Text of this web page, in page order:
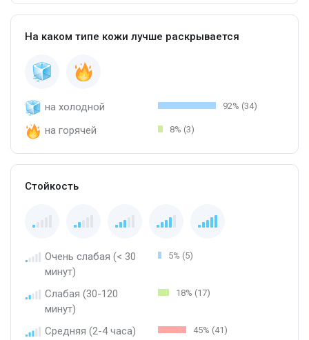
На каком типе кожи лучше раскрывается
на холодной 92% (34)
на горячей 8% (3)
Стойкость
Очень слабая (< 30
минут)
5% (5)
Слабая (30-120
минут)
18% (17)
Средняя (2-4 часа) 45% (41)